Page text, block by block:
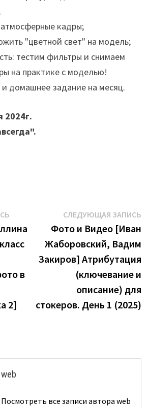
кадры;
"цветной свет" на модель;
тестим фильтры и снимаем
на практике с моделью!
домашнее задание на месяц.
2024г.
Предыдущая
запись:
в
2]
СЛЕДУЮЩАЯ ЗАПИСЬ
Фото и Видео [Иван
Жаборовский, Вадим
Закиров] Атрибутация
(ключевание и
описание) для
стокеров. День 1 (2025)
web
Посмотреть все записи автора web